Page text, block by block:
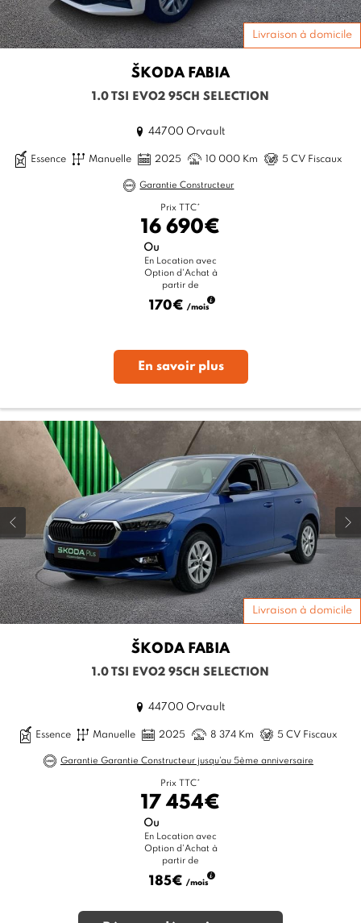
Livraison à domicile
ŠKODA FABIA
1.0 TSI EVO2 95CH SELECTION
44700 Orvault
Essence Manuelle 2025 10 000 Km 5 CV Fiscaux
Garantie Constructeur
Prix TTC*
16 690€
Ou
En Location avec
Option d'Achat à
partir de
170€ /mois
En savoir plus
Livraison à domicile
ŠKODA FABIA
1.0 TSI EVO2 95CH SELECTION
44700 Orvault
Essence Manuelle 2025 8 374 Km 5 CV Fiscaux
Garantie Garantie Constructeur jusqu'au 5ème anniversaire
Prix TTC*
17 454€
Ou
En Location avec
Option d'Achat à
partir de
185€ /mois